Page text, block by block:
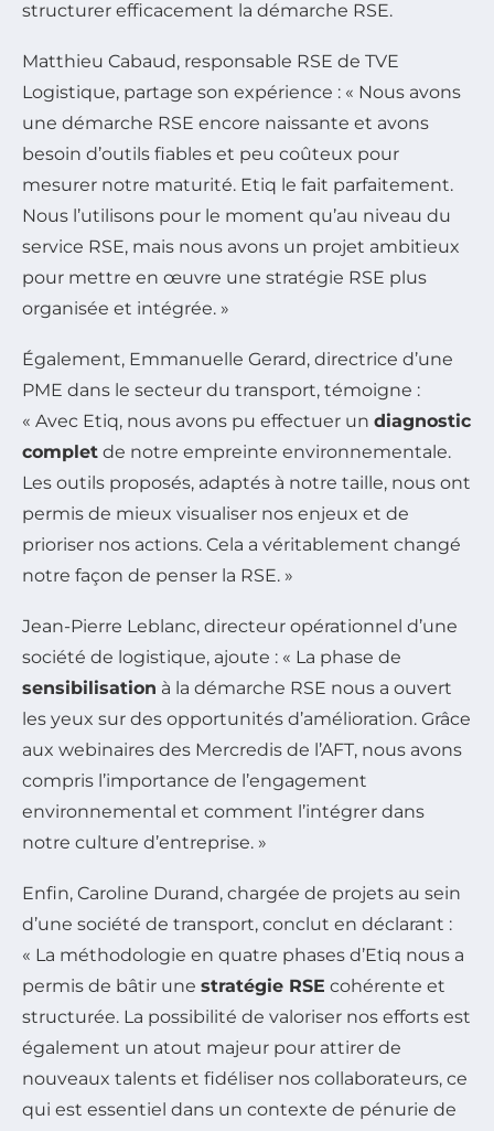
structurer efficacement la démarche RSE.
Matthieu Cabaud, responsable RSE de TVE
Logistique, partage son expérience : « Nous avons
une démarche RSE encore naissante et avons
besoin d’outils fiables et peu coûteux pour
mesurer notre maturité. Etiq le fait parfaitement.
Nous l’utilisons pour le moment qu’au niveau du
service RSE, mais nous avons un projet ambitieux
pour mettre en œuvre une stratégie RSE plus
organisée et intégrée. »
Également, Emmanuelle Gerard, directrice d’une
PME dans le secteur du transport, témoigne :
« Avec Etiq, nous avons pu effectuer un diagnostic
complet de notre empreinte environnementale.
Les outils proposés, adaptés à notre taille, nous ont
permis de mieux visualiser nos enjeux et de
prioriser nos actions. Cela a véritablement changé
notre façon de penser la RSE. »
Jean-Pierre Leblanc, directeur opérationnel d’une
société de logistique, ajoute : « La phase de
sensibilisation à la démarche RSE nous a ouvert
les yeux sur des opportunités d’amélioration. Grâce
aux webinaires des Mercredis de l’AFT, nous avons
compris l’importance de l’engagement
environnemental et comment l’intégrer dans
notre culture d’entreprise. »
Enfin, Caroline Durand, chargée de projets au sein
d’une société de transport, conclut en déclarant :
« La méthodologie en quatre phases d’Etiq nous a
permis de bâtir une stratégie RSE cohérente et
structurée. La possibilité de valoriser nos efforts est
également un atout majeur pour attirer de
nouveaux talents et fidéliser nos collaborateurs, ce
qui est essentiel dans un contexte de pénurie de